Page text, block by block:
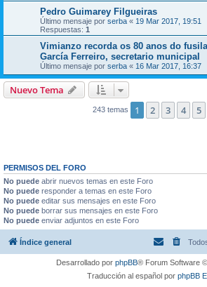
Pedro Guimarey Filgueiras
Último mensaje por serba « 19 Mar 2017, 19:51
Respuestas: 1
Vimianzo recorda os 80 anos do
García Ferreiro, secretario municipal
Último mensaje por serba « 16 Mar 2017, 16:37
Nuevo Tema
243 temas 1 2 3 4 5
PERMISOS DEL FORO
No puede abrir nuevos temas en este Foro
No puede responder a temas en este Foro
No puede editar sus mensajes en este Foro
No puede borrar sus mensajes en este Foro
No puede enviar adjuntos en este Foro
Índice general
Desarrollado por phpBB® Forum Software
Traducción al español por phpBB